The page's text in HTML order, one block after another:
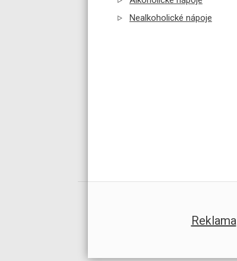
Nealkoholické nápoje
Reklama